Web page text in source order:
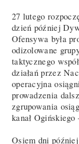
27 lutego
dzień później
Ofensywa była
odizolowane
taktycznego
działań przez
operacyjna
prowadzenia
zgrupowania
kanał Ogińskiego
Osiem dni